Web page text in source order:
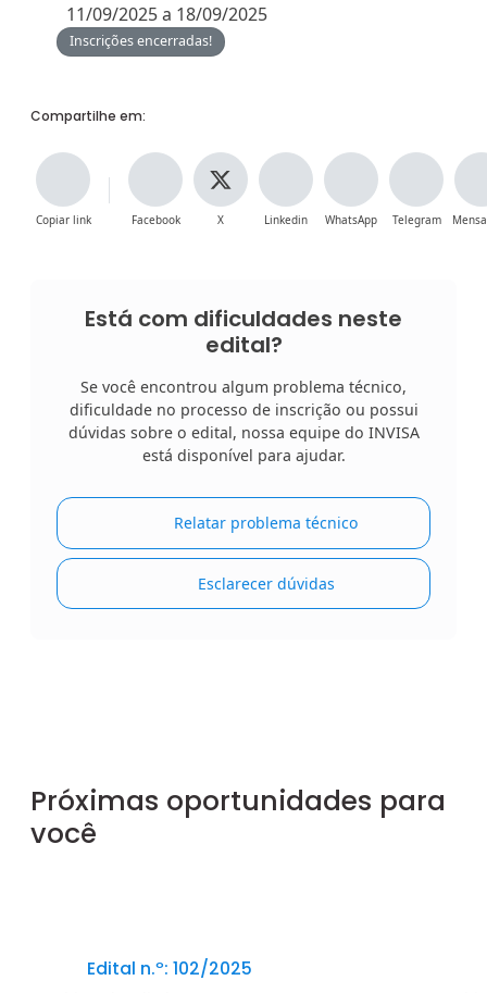
11/09/2025 a 18/09/2025
Inscrições encerradas!
Compartilhe em:
Copiar link Facebook X Linkedin WhatsApp Telegram
Está com dificuldades neste
edital?
Se você encontrou algum problema técnico,
dificuldade no processo de inscrição ou possui
dúvidas sobre o edital, nossa equipe do INVISA
está disponível para ajudar.
Relatar problema técnico
Esclarecer dúvidas
Próximas oportunidades para
você
Edital n.º: 102/2025